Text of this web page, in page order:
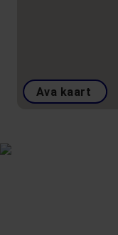
Ava kaart